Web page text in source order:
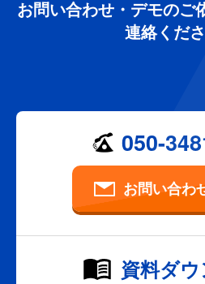
お問い合わせ・デモのご
連絡くだ
050-
お問い合わ
資料ダ